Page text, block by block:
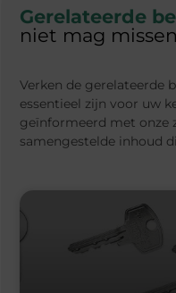
Gerelateerde
niet mag missen
Verken de gerelateerde
essentieel zijn voor uw
geïnformeerd met onze
samengestelde inhoud